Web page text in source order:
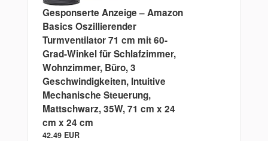
Gesponserte Anzeige – Amazon
Basics Oszillierender
Turmventilator 71 cm mit 60-
Grad-Winkel für Schlafzimmer,
Wohnzimmer, Büro, 3
Geschwindigkeiten, Intuitive
Mechanische Steuerung,
Mattschwarz, 35W, 71 cm x 24
cm x 24 cm
42.49 EUR